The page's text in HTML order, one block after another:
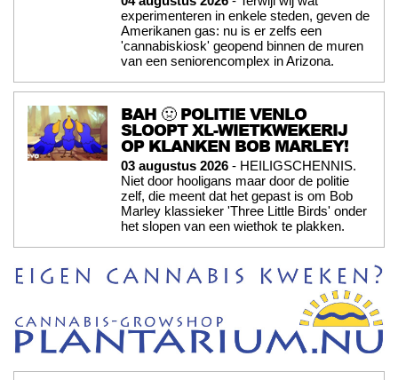
experimenteren in enkele steden, geven de
Amerikanen gas: nu is er zelfs een
'cannabiskiosk' geopend binnen de muren
van een seniorencomplex in Arizona.
BAH 🤢 POLITIE VENLO
SLOOPT XL-WIETKWEKERIJ
OP KLANKEN BOB MARLEY!
03 augustus 2026 - HEILIGSCHENNIS.
Niet door hooligans maar door de politie
zelf, die meent dat het gepast is om Bob
Marley klassieker 'Three Little Birds' onder
het slopen van een wiethok te plakken.